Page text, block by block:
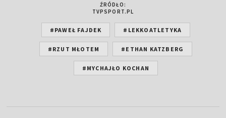
ŹRÓDŁO:
TVPSPORT.PL
#PAWEŁ FAJDEK #LEKKOATLETYKA
#RZUT MŁOTEM #ETHAN KATZBERG
#MYCHAJŁO KOCHAN